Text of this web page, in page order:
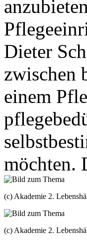
Dieter
zwischen
einem
möchten.
(c) Akademie 2.
(c) Akademie 2.